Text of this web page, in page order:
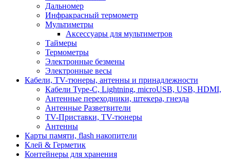
Дальномер
Инфракрасный термометр
Мультиметры
Аксессуары для мультиметров
Таймеры
Термометры
Электронные безмены
Электронные весы
Кабели, TV-тюнеры, антенны и принадлежности
Кабели Type-C, Lightning, microUSB, USB, HDMI,
Антенные переходники, штекера, гнезда
Антенные Разветвители
TV-Приставки, TV-тюнеры
Антенны
Карты памяти, flash накопители
Клей & Герметик
Контейнеры для хранения